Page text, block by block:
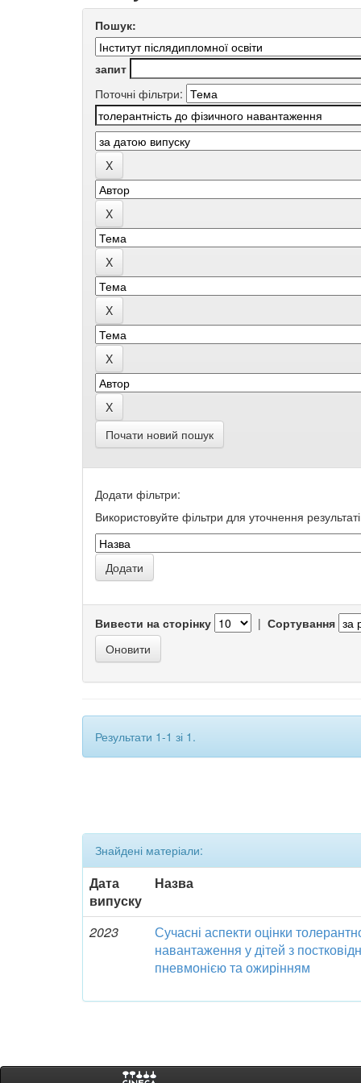
Пошук:
запит
Поточні фільтри:
Почати новий пошук
Додати фільтри:
Використовуйте фільтри для уточнення
Вивести на сторінку | Сортування
Результати 1-1 зі 1.
Знайдені матеріали:
Дата
випуску
Назва
2023
Сучасні аспекти оцінки
навантаження у дітей з
пневмонією та ожирінням